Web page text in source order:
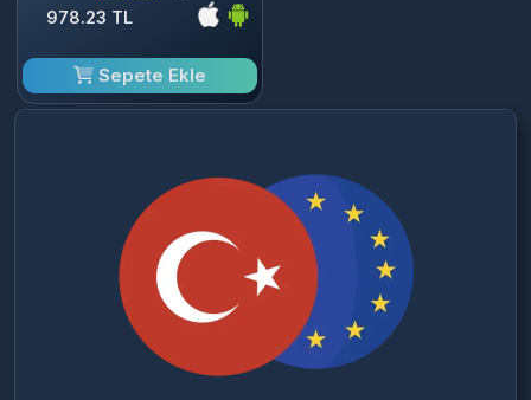
978.23 TL
Sepete Ekle